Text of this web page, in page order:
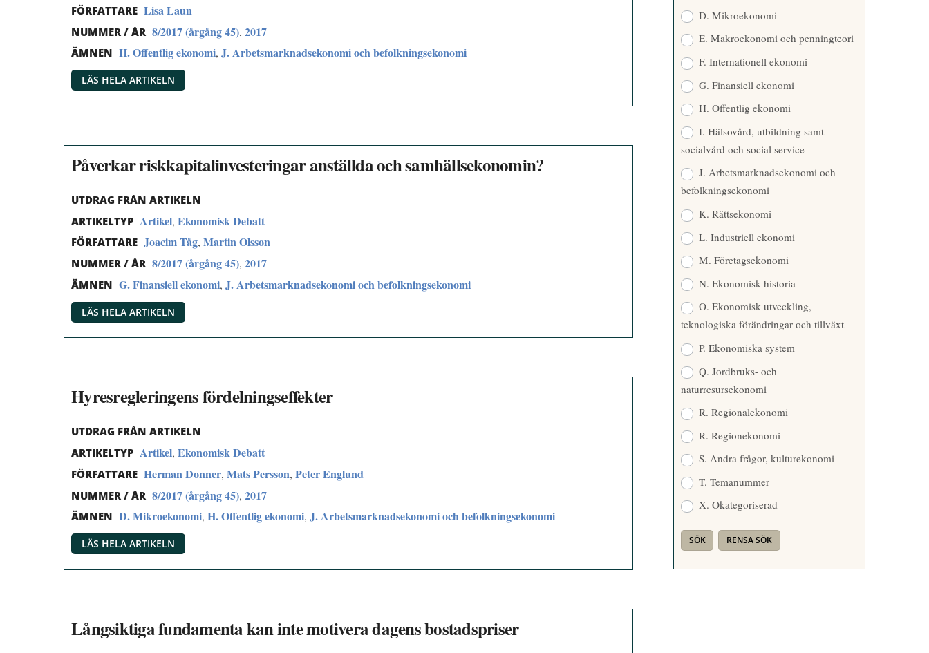
FÖRFATTARE Lisa Laun
NUMMER / ÅR 8/2017 (årgång 45), 2017
ÄMNEN H. Offentlig ekonomi, J. Arbetsmarknadsekonomi och befolkningsekonomi
LÄS HELA ARTIKELN
Påverkar riskkapitalinvesteringar anställda och samhällsekonomin?
UTDRAG FRÅN ARTIKELN
ARTIKELTYP Artikel, Ekonomisk Debatt
FÖRFATTARE Joacim Tåg, Martin Olsson
NUMMER / ÅR 8/2017 (årgång 45), 2017
ÄMNEN G. Finansiell ekonomi, J. Arbetsmarknadsekonomi och befolkningsekonomi
LÄS HELA ARTIKELN
Hyresregleringens fördelningseffekter
UTDRAG FRÅN ARTIKELN
ARTIKELTYP Artikel, Ekonomisk Debatt
FÖRFATTARE Herman Donner, Mats Persson, Peter Englund
NUMMER / ÅR 8/2017 (årgång 45), 2017
ÄMNEN D. Mikroekonomi, H. Offentlig ekonomi, J. Arbetsmarknadsekonomi och befolkningsekonomi
LÄS HELA ARTIKELN
Långsiktiga fundamenta kan inte motivera dagens bostadspriser
D. Mikroekonomi
E. Makroekonomi och penningteori
F. Internationell ekonomi
G. Finansiell ekonomi
H. Offentlig ekonomi
I. Hälsovård, utbildning samt
socialvård och social service
J. Arbetsmarknadsekonomi och
befolkningsekonomi
K. Rättsekonomi
L. Industriell ekonomi
M. Företagsekonomi
N. Ekonomisk historia
O. Ekonomisk utveckling,
teknologiska förändringar och tillväxt
P. Ekonomiska system
Q. Jordbruks- och
naturresursekonomi
R. Regionalekonomi
R. Regionekonomi
S. Andra frågor, kulturekonomi
T. Temanummer
X. Okategoriserad